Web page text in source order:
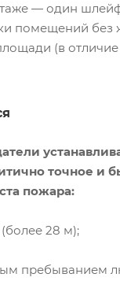
— один
помещений без
(в
точное и
пожара:
28 м);
пребыванием